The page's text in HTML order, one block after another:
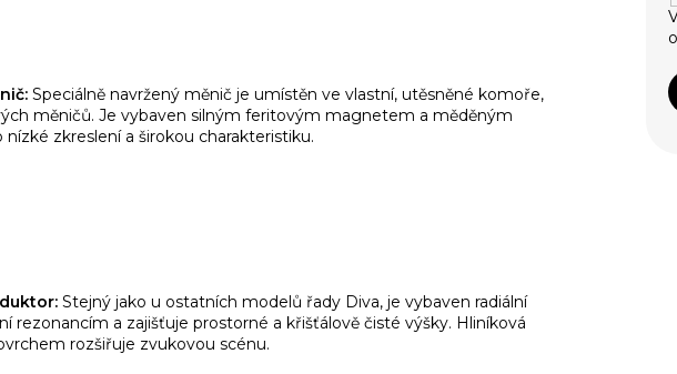
Speciálně navržený měnič je umístěn ve vlastní, utěsněné komoře,
měničů. Je vybaven silným feritovým magnetem a měděným
zkreslení a širokou charakteristiku.
Stejný jako u ostatních modelů řady Diva, je vybaven radiální
rezonancím a zajišťuje prostorné a křišťálově čisté výšky. Hliníková
rozšiřuje zvukovou scénu.